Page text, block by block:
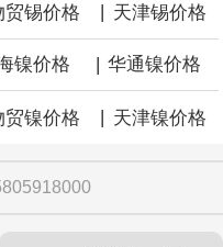
贸锡价格 天津锡价格
镍价格 | 华通镍价格
贸镍价格 | 天津镍价格